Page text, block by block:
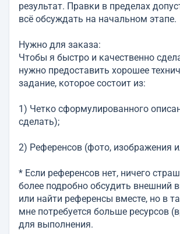
результат. Правки в пределах
всё обсуждать на начальном этапе.
Нужно для заказа:
Чтобы я быстро и качественно
нужно предоставить хорошее
задание, которое состоит из:
1) Четко сформулированного
сделать);
2) Референсов (фото, изображения
* Если референсов нет, ничего
более подробно обсудить внешний
или найти референсы вместе, но в
мне потребуется больше ресурсов
для выполнения.